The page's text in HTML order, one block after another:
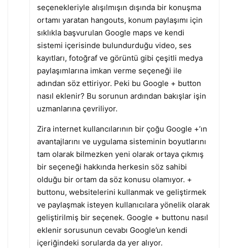
seçenekleriyle alışılmışın dışında bir konuşma
ortamı yaratan hangouts, konum paylaşımı için
sıklıkla başvurulan Google maps ve kendi
sistemi içerisinde bulundurduğu video, ses
kayıtları, fotoğraf ve görüntü gibi çeşitli medya
paylaşımlarına imkan verme seçeneği ile
adından söz ettiriyor. Peki bu Google + button
nasıl eklenir? Bu sorunun ardından bakışlar işin
uzmanlarına çevriliyor.
Zira internet kullancılarının bir çoğu Google +’ın
avantajlarını ve uygulama sisteminin boyutlarını
tam olarak bilmezken yeni olarak ortaya çıkmış
bir seçeneği hakkında herkesin söz sahibi
olduğu bir ortam da söz konusu olamıyor. +
buttonu, websitelerini kullanmak ve geliştirmek
ve paylaşmak isteyen kullanıcılara yönelik olarak
geliştirilmiş bir seçenek. Google + buttonu nasıl
eklenir sorusunun cevabı Google’un kendi
içeriğindeki sorularda da yer alıyor.